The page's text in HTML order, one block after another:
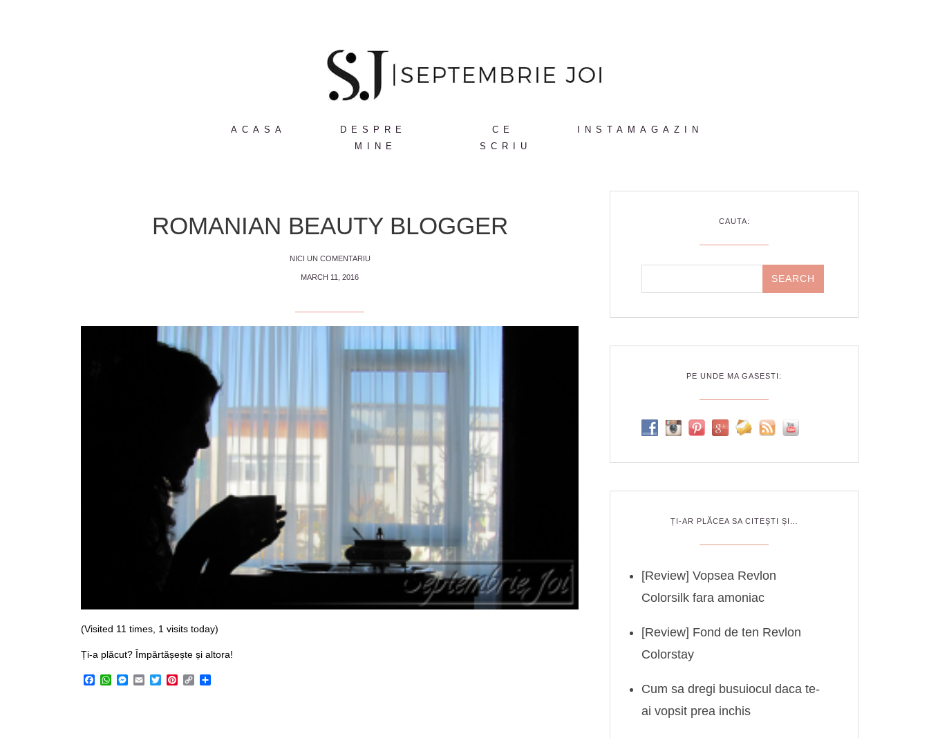
ACASA
DESPRE
MINE
CE
SCRIU
INSTAMAGAZIN
ROMANIAN BEAUTY BLOGGER
NICI UN COMENTARIU
MARCH 11, 2016
(Visited 11 times, 1 visits today)
Ți-a plăcut? Împărtășește și altora!
Facebook
WhatsApp
Messenger
EmailTwitterPinterest
Copy
CAUTA:
PE UNDE MA GASESTI:
ȚI-AR PLĂCEA SA CITEȘTI ȘI…
[Review] Vopsea Revlon
Colorsilk fara amoniac
[Review] Fond de ten Revlon
Colorstay
Cum sa dregi busuiocul daca te-
ai vopsit prea inchis